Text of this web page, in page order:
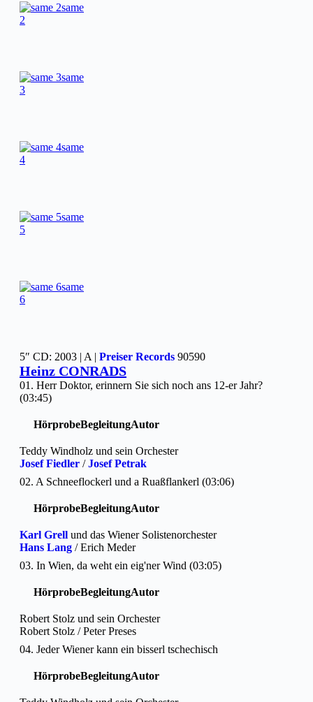
same
2
same
3
same
4
same
5
same
6
5″ CD: 2003 | A | Preiser Records 90590
Heinz CONRADS
01. Herr Doktor, erinnern Sie sich noch ans 12-er Jahr?
(03:45)
HörprobeBegleitungAutor
Teddy Windholz und sein Orchester
Josef Fiedler /Josef Petrak
02. A Schneeflockerl und a Ruaßflankerl (03:06)
HörprobeBegleitungAutor
Karl Grell und das Wiener Solistenorchester
Hans Lang / Erich Meder
03. In Wien, da weht ein eig'ner Wind (03:05)
HörprobeBegleitungAutor
Robert Stolz und sein Orchester
Robert Stolz / Peter Preses
04. Jeder Wiener kann ein bisserl tschechisch
HörprobeBegleitungAutor